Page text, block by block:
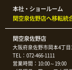
本社・ショールーム
関空泉佐野店へ移転統
関空泉佐野店
大阪府泉佐野市岡本4丁目
TEL：072-466-1111
営業時間：10:00～19:00